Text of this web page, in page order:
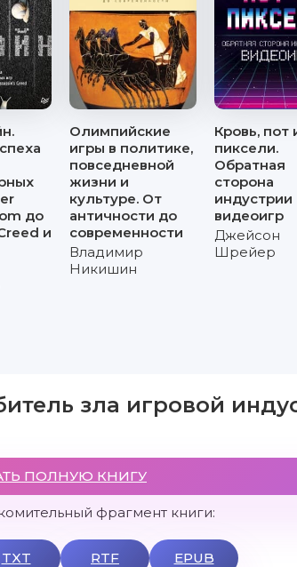
до
и
Олимпийские
игры в политике,
повседневной
жизни и
культуре. От
античности до
современности
Владимир
Никишин
Кровь, пот
пиксели.
Обратная
сторона
индустрии
видеоигр
Джейсон
Шрейер
зла игровой
ПОЛНУЮ КНИГУ
фрагмент книги:
TXT RTF EPUB